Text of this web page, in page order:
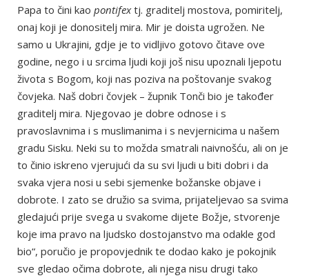
Papa to čini kao pontifextj. graditelj mostova, pomiritelj,
onaj koji je donositelj mira. Mir je doista ugrožen. Ne
samo u Ukrajini, gdje je to vidljivo gotovo čitave ove
godine, nego i u srcima ljudi koji još nisu upoznali ljepotu
života s Bogom, koji nas poziva na poštovanje svakog
čovjeka. Naš dobri čovjek – župnik Tonči bio je također
graditelj mira. Njegovao je dobre odnose i s
pravoslavnima i s muslimanima i s nevjernicima u našem
gradu Sisku. Neki su to možda smatrali naivnošću, ali on je
to činio iskreno vjerujući da su svi ljudi u biti dobri i da
svaka vjera nosi u sebi sjemenke božanske objave i
dobrote. I zato se družio sa svima, prijateljevao sa svima
gledajući prije svega u svakome dijete Božje, stvorenje
koje ima pravo na ljudsko dostojanstvo ma odakle god
bio“, poručio je propovjednik te dodao kako je pokojnik
sve gledao očima dobrote, ali njega nisu drugi tako